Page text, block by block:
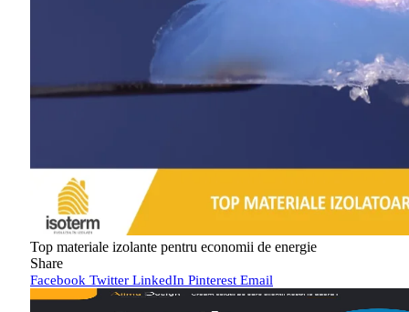
Top materiale izolante pentru economii de energie
Share
Facebook Twitter LinkedIn Pinterest Email